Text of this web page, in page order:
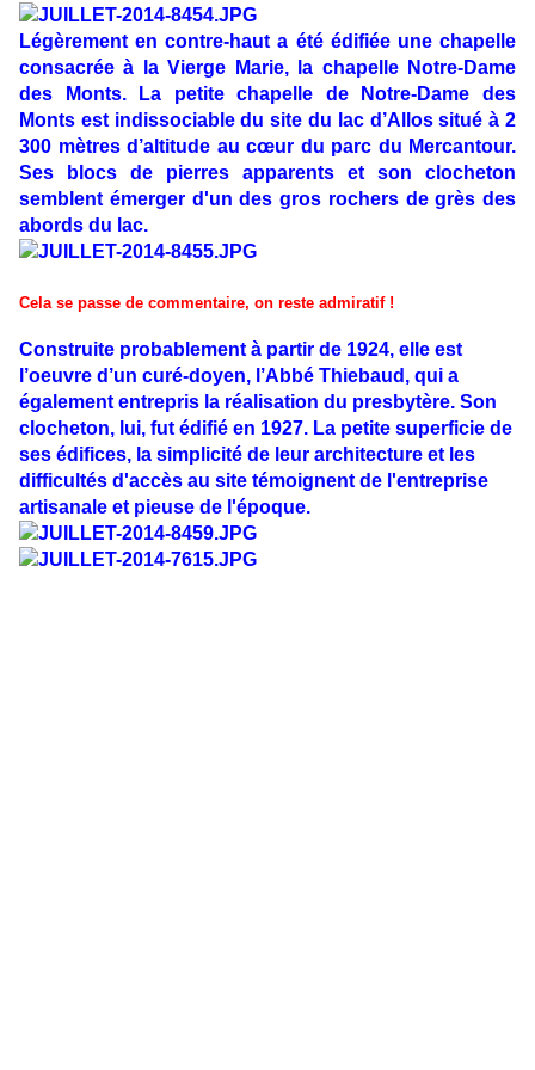
Légèrement en contre-haut a été édifiée une chapelle
consacrée à la Vierge Marie, la chapelle Notre-Dame
des Monts. La petite chapelle de Notre-Dame des
Monts est indissociable du site du lac d’Allos situé à 2
300 mètres d’altitude au cœur du parc du Mercantour.
Ses blocs de pierres apparents et son clocheton
semblent émerger d'un des gros rochers de grès des
abords du lac.
Cela se passe de commentaire, on reste admiratif !
Construite probablement à partir de 1924, elle est
l’oeuvre d’un curé-doyen, l’Abbé Thiebaud, qui a
également entrepris la réalisation du presbytère. Son
clocheton, lui, fut édifié en 1927. La petite superficie de
ses édifices, la simplicité de leur architecture et les
difficultés d'accès au site témoignent de l'entreprise
artisanale et pieuse de l'époque.